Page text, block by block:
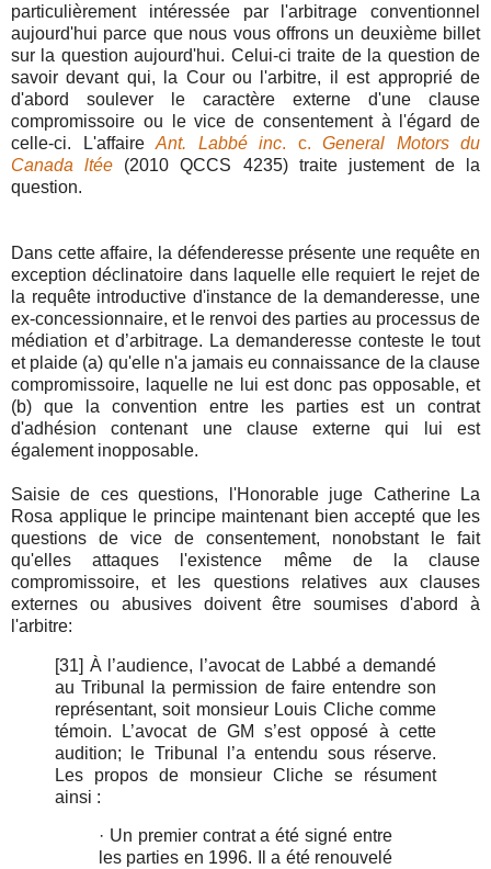
particulièrement intéressée par l'arbitrage conventionnel
aujourd'hui parce que nous vous offrons un deuxième billet
sur la question aujourd'hui. Celui-ci traite de la question de
savoir devant qui, la Cour ou l'arbitre, il est approprié de
d'abord soulever le caractère externe d'une clause
compromissoire ou le vice de consentement à l'égard de
celle-ci. L'affaire Ant. Labbé inc. c. General Motors du
Canada ltée (2010 QCCS 4235) traite justement de la
question.
Dans cette affaire, la défenderesse présente une requête en
exception déclinatoire dans laquelle elle requiert le rejet de
la requête introductive d'instance de la demanderesse, une
ex-concessionnaire, et le renvoi des parties au processus de
médiation et d’arbitrage. La demanderesse conteste le tout
et plaide (a) qu'elle n'a jamais eu connaissance de la clause
compromissoire, laquelle ne lui est donc pas opposable, et
(b) que la convention entre les parties est un contrat
d'adhésion contenant une clause externe qui lui est
également inopposable.
Saisie de ces questions, l'Honorable juge Catherine La
Rosa applique le principe maintenant bien accepté que les
questions de vice de consentement, nonobstant le fait
qu'elles attaques l'existence même de la clause
compromissoire, et les questions relatives aux clauses
externes ou abusives doivent être soumises d'abord à
l'arbitre:
[31] À l’audience, l’avocat de Labbé a demandé
au Tribunal la permission de faire entendre son
représentant, soit monsieur Louis Cliche comme
témoin. L’avocat de GM s’est opposé à cette
audition; le Tribunal l’a entendu sous réserve.
Les propos de monsieur Cliche se résument
ainsi :
· Un premier contrat a été signé entre
les parties en 1996. Il a été renouvelé